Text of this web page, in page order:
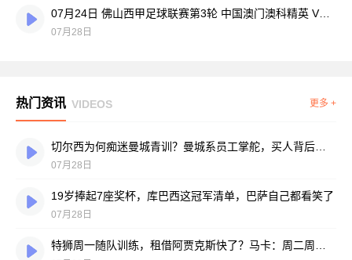
07月24日 佛山西甲足球联赛第3轮 中国澳门澳科精英 VS 藝品高國際 全场录像
07月28日
热门资讯 VIDEOS 更多 +
07月28日
19岁捧起7座奖杯，库巴西这冠军清单，巴萨自己都看笑了
07月28日